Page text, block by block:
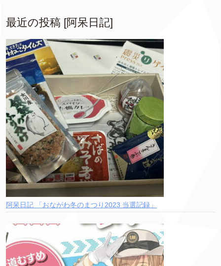
最近の投稿 [阿呆日記]
阿呆日記 「おながわ冬のまつり2023 当選記録」